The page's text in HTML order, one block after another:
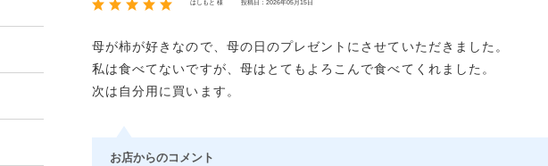
はしもと 様 投稿日：2026年05月15日
母が柿が好きなので、母の日のプレゼントにさせていただきました。
私は食べてないですが、母はとてもよろこんで食べてくれました。
次は自分用に買います。
お店からのコメント